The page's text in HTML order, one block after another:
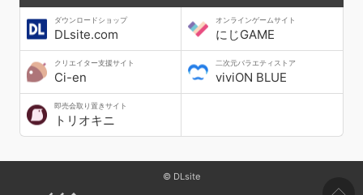
ダウンロードショップ
DLsite.com
オンラインゲームサイト
にじGAME
クリエイター支援サイト
Ci-en
二次元バラエティストア
viviON BLUE
即売会取り置きサイト
トリオキニ
© DLsite